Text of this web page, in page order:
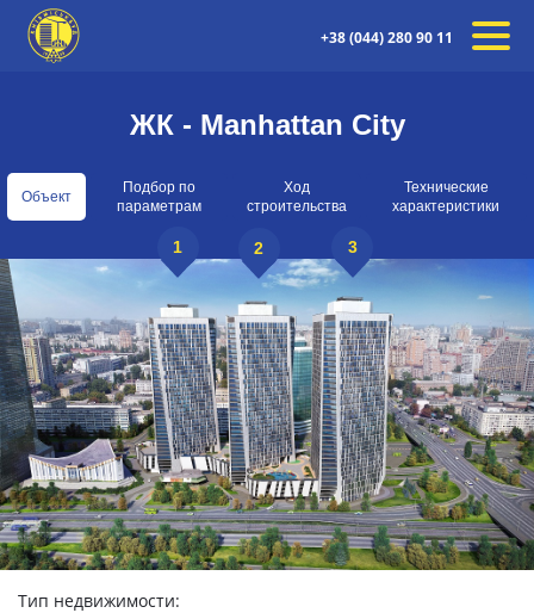
+38 (044) 280 90 11
ЖК - Manhattan City
Объект
Подбор по
параметрам
Ход
строительства
Технические
характеристики
1 2 3
Тип недвижимости: